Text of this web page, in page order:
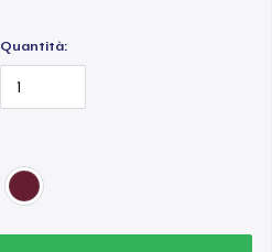
Quantità: